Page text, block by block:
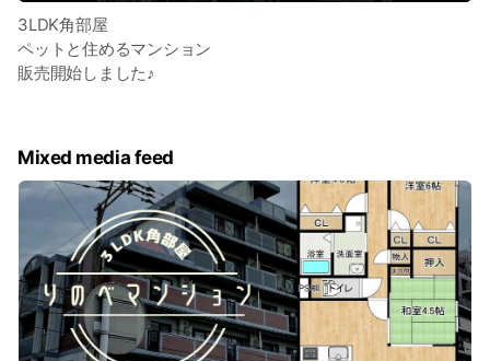
3LDK角部屋
ペットと住めるマンション
販売開始しました♪
Mixed media feed